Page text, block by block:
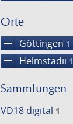
Orte
remove Göttingen 1
remove Helmstadii 1
Sammlungen
VD18 digital 1